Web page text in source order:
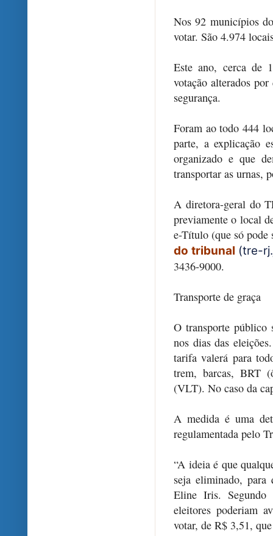
Nos 92 municípios
votar. São 4.974
Este ano, cerca de
votação alterados
segurança.
Foram ao todo 444
parte, a explicação
organizado e que
transportar as urnas,
A diretora-geral do
previamente o local
e-Título (que só pode
do tribunal (tre-
3436-9000.
Transporte de graça
O transporte público
nos dias das
tarifa valerá para
trem, barcas, BRT
(VLT). No caso da
A medida é uma
regulamentada pelo
“A ideia é que
seja eliminado, para
Eline Iris. Segundo
eleitores poderiam
votar, de R$ 3,51,